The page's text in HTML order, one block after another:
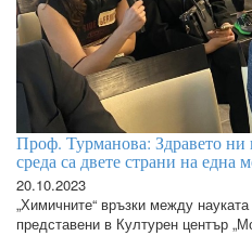
Проф. Турманова: Здравето ни
среда са двете страни на една
20.10.2023
„Химичните“ връзки между
представени в Културен център